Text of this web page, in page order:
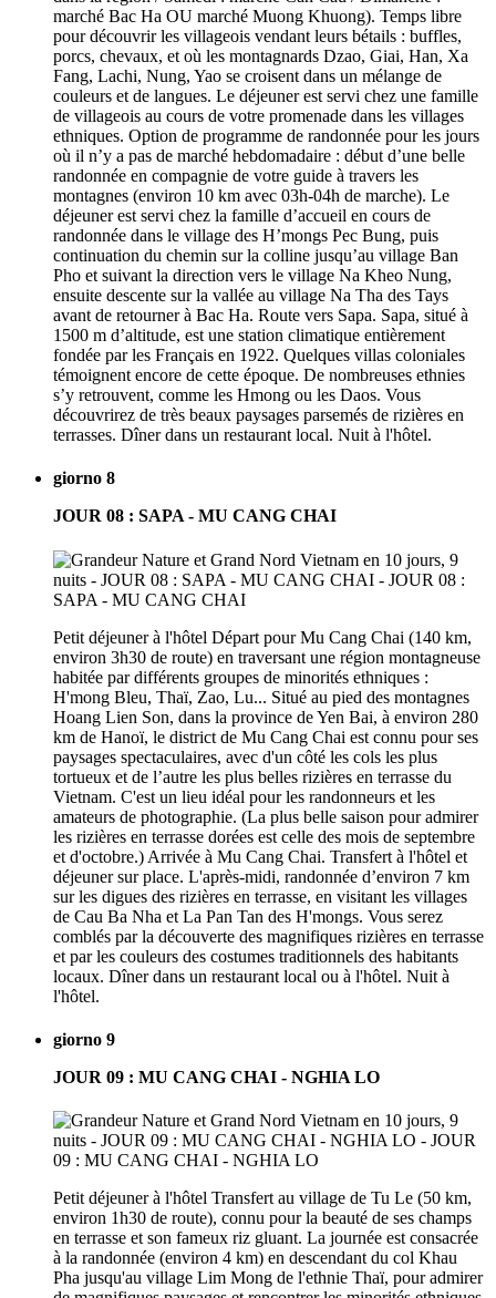
marché Bac Ha OU marché Muong Khuong). Temps libre
pour découvrir les villageois vendant leurs bétails : buffles,
porcs, chevaux, et où les montagnards Dzao, Giai, Han, Xa
Fang, Lachi, Nung, Yao se croisent dans un mélange de
couleurs et de langues. Le déjeuner est servi chez une famille
de villageois au cours de votre promenade dans les villages
ethniques. Option de programme de randonnée pour les jours
où il n’y a pas de marché hebdomadaire : début d’une belle
randonnée en compagnie de votre guide à travers les
montagnes (environ 10 km avec 03h-04h de marche). Le
déjeuner est servi chez la famille d’accueil en cours de
randonnée dans le village des H’mongs Pec Bung, puis
continuation du chemin sur la colline jusqu’au village Ban
Pho et suivant la direction vers le village Na Kheo Nung,
ensuite descente sur la vallée au village Na Tha des Tays
avant de retourner à Bac Ha. Route vers Sapa. Sapa, situé à
1500 m d’altitude, est une station climatique entièrement
fondée par les Français en 1922. Quelques villas coloniales
témoignent encore de cette époque. De nombreuses ethnies
s’y retrouvent, comme les Hmong ou les Daos. Vous
découvrirez de très beaux paysages parsemés de rizières en
terrasses. Dîner dans un restaurant local. Nuit à l'hôtel.
giorno 8
JOUR 08 : SAPA - MU CANG CHAI
Petit déjeuner à l'hôtel Départ pour Mu Cang Chai (140 km,
environ 3h30 de route) en traversant une région montagneuse
habitée par différents groupes de minorités ethniques :
H'mong Bleu, Thaï, Zao, Lu... Situé au pied des montagnes
Hoang Lien Son, dans la province de Yen Bai, à environ 280
km de Hanoï, le district de Mu Cang Chai est connu pour ses
paysages spectaculaires, avec d'un côté les cols les plus
tortueux et de l’autre les plus belles rizières en terrasse du
Vietnam. C'est un lieu idéal pour les randonneurs et les
amateurs de photographie. (La plus belle saison pour admirer
les rizières en terrasse dorées est celle des mois de septembre
et d'octobre.) Arrivée à Mu Cang Chai. Transfert à l'hôtel et
déjeuner sur place. L'après-midi, randonnée d’environ 7 km
sur les digues des rizières en terrasse, en visitant les villages
de Cau Ba Nha et La Pan Tan des H'mongs. Vous serez
comblés par la découverte des magnifiques rizières en terrasse
et par les couleurs des costumes traditionnels des habitants
locaux. Dîner dans un restaurant local ou à l'hôtel. Nuit à
l'hôtel.
giorno 9
JOUR 09 : MU CANG CHAI - NGHIA LO
Petit déjeuner à l'hôtel Transfert au village de Tu Le (50 km,
environ 1h30 de route), connu pour la beauté de ses champs
en terrasse et son fameux riz gluant. La journée est consacrée
à la randonnée (environ 4 km) en descendant du col Khau
Pha jusqu'au village Lim Mong de l'ethnie Thaï, pour admirer